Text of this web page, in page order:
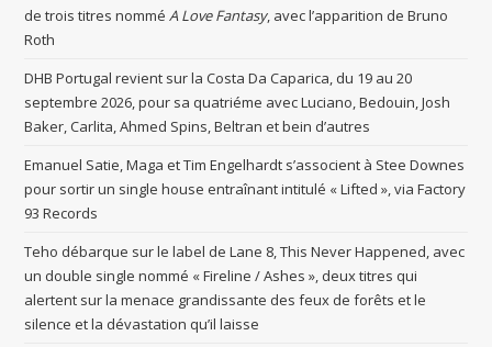
de trois titres nomméA Love Fantasy, avec l’apparition de Bruno
Roth
DHB Portugal revient sur la Costa Da Caparica, du 19 au 20
septembre 2026, pour sa quatriéme avec Luciano, Bedouin, Josh
Baker, Carlita, Ahmed Spins, Beltran et bein d’autres
Emanuel Satie, Maga et Tim Engelhardt s’associent à Stee Downes
pour sortir un single house entraînant intitulé « Lifted », via Factory
93 Records
Teho débarque sur le label de Lane 8, This Never Happened, avec
un double single nommé « Fireline / Ashes », deux titres qui
alertent sur la menace grandissante des feux de forêts et le
silence et la dévastation qu’il laisse